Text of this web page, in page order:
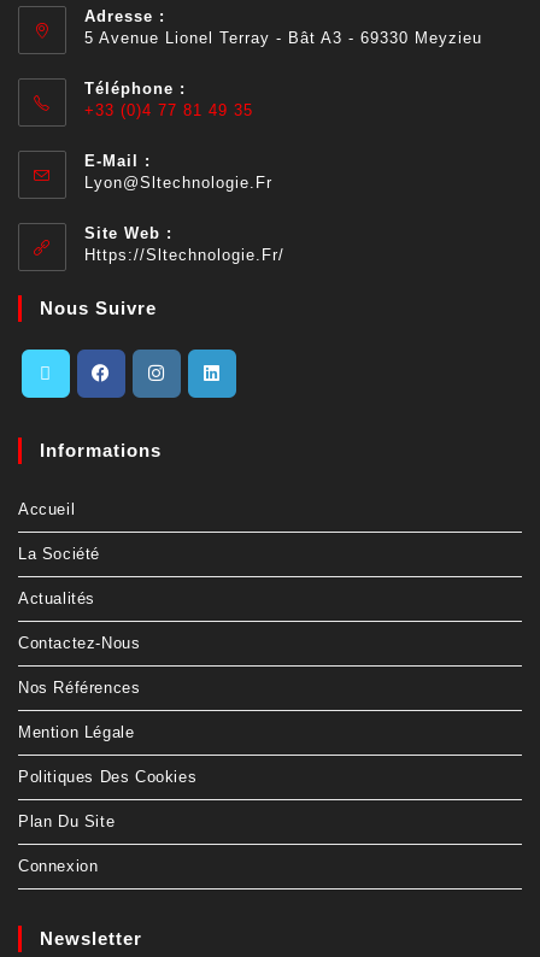
Adresse :
5 Avenue Lionel Terray - Bât A3 - 69330 Meyzieu
Téléphone :
+33 (0)4 77 81 49 35
E-Mail :
Lyon@sltechnologie.fr
Site Web :
Https://sltechnologie.fr/
Nous Suivre
Informations
Accueil
La Société
Actualités
Contactez-Nous
Nos Références
Mention Légale
Politiques Des Cookies
Plan Du Site
Connexion
Newsletter